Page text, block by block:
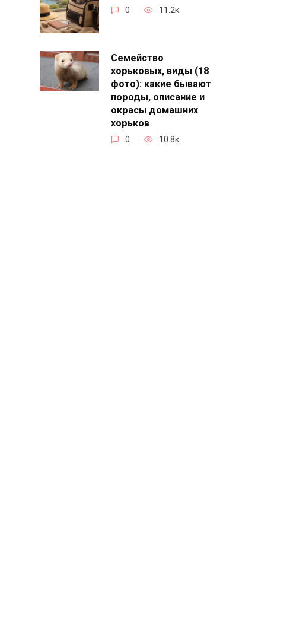
0 11.2к.
Семейство
хорьковых, виды (18
фото): какие бывают
породы, описание и
окрасы домашних
хорьков
0 10.8к.